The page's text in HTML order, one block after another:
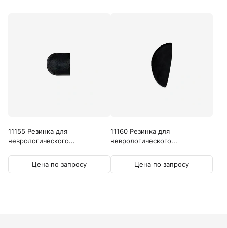
11155 Резинка для
неврологического...
Цена по запросу
11160 Резинка для
неврологического...
Цена по запросу